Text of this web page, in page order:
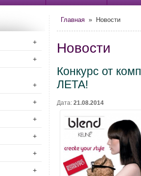
+
+
+
+
+
+
+
+
Главная » Новости
Новости
Конкурс от
ЛЕТА!
Дата: 21.08.2014